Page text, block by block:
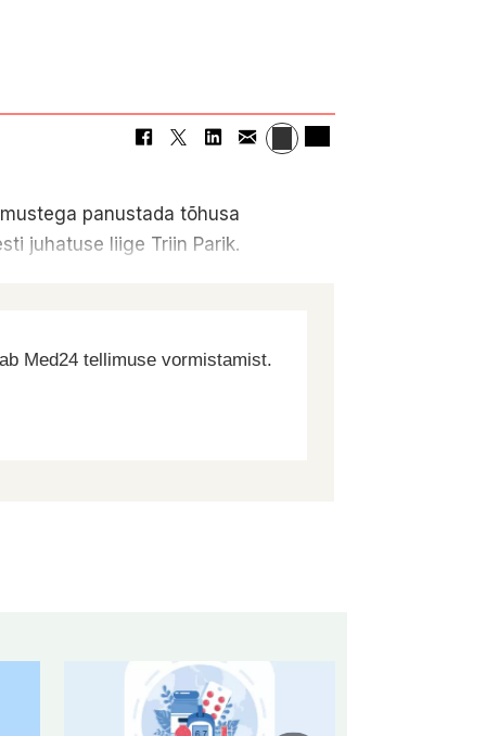
panustada tõhusa
juhatuse liige Triin Parik.
Med24 tellimuse vormistamist.